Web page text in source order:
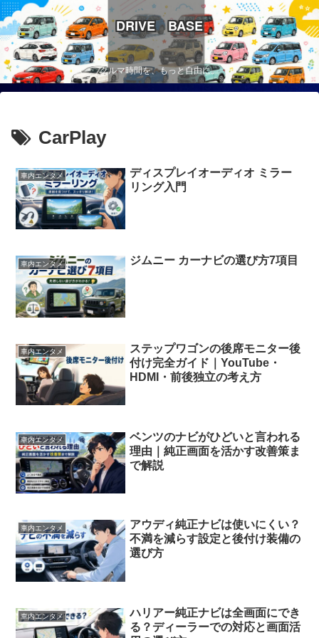
DRIVE BASE
クルマ時間を、もっと自由に。
CarPlay
車内エンタメ
ディスプレイオーディオ ミラー
リング入門
車内エンタメ ジムニー カーナビの選び方7項目
車内エンタメ
ステップワゴンの後席モニター後
付け完全ガイド｜YouTube・
HDMI・前後独立の考え方
車内エンタメ
ベンツのナビがひどいと言われる
理由｜純正画面を活かす改善策ま
で解説
車内エンタメ
アウディ純正ナビは使いにくい？
不満を減らす設定と後付け装備の
選び方
車内エンタメ
ハリアー純正ナビは全画面にでき
る？ディーラーでの対応と画面活